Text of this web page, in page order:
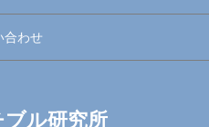
合わせ
ル研究所